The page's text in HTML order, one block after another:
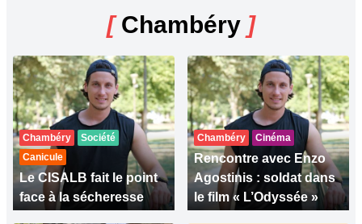
[Chambéry ]
Chambéry
Société
Canicule
Le CISALB fait le point
face à la sécheresse
Chambéry Cinéma
Rencontre avec Enzo
Agostinis : soldat dans
le film « L’Odyssée »